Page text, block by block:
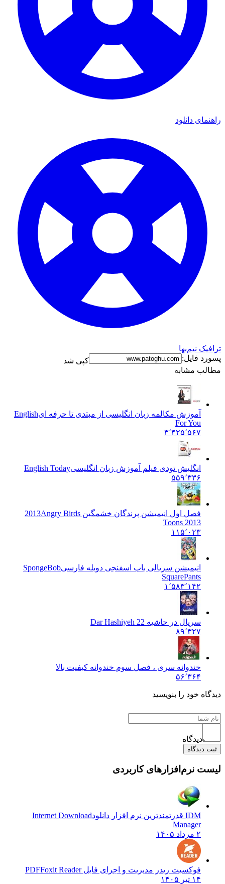
راهنمای دانلود
ترافیک نیم‌بها
پسورد فایل:
کپی شد
مطالب مشابه
آموزش مکالمه زبان انگلیسی از مبتدی تا حرفه ایEnglish
For You
۳٬۴۲۵٬۵۶۷
انگلیش تودی فیلم آموزش زبان انگليسیEnglish Today
۵۵۹٬۳۳۶
فصل اول انیمیشن پرندگان خشمگین 2013 Angry Birds
Toons 2013
۱۱۵٬۰۲۳
انیمیشن سریالی باب اسفنجی دوبله فارسیSpongeBob
SquarePants
۱٬۵۸۳٬۱۴۲
سریال در حاشیه 2 2 Dar Hashiyeh
۸۹٬۳۲۷
خندوانه سری ، فصل سوم خندوانه کیفیت بالا
۵۶٬۳۶۴
دیدگاه خود را بنویسید
دیدگاه
ثبت دیدگاه
لیست نرم‌افزارهای کاربردی
IDM قدرتمندترین نرم افزار دانلود
Internet Download
Manager
۲ مرداد ۱۴۰۵
فوکسیت ریدر مدیریت و اجرای فایل PDFFoxit Reader
۱۴ تیر ۱۴۰۵